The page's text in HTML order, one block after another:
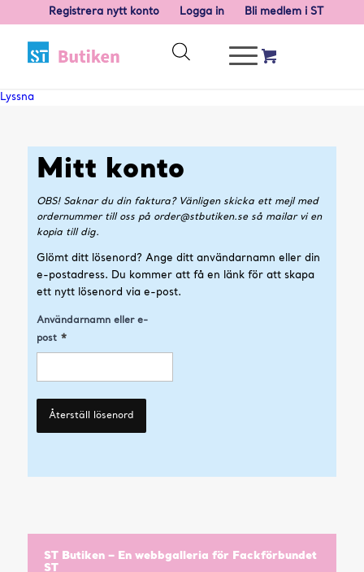
Registrera nytt konto Logga in Bli medlem i ST
Lyssna
Mitt konto
OBS! Saknar du din faktura? Vänligen skicka ett mejl med
ordernummer till oss på order@stbutiken.se så mailar vi en
kopia till dig.
Glömt ditt lösenord? Ange ditt användarnamn eller din
e-postadress. Du kommer att få en länk för att skapa
ett nytt lösenord via e-post.
Användarnamn eller e-
post *
Återställ lösenord
ST Butiken – En webbgalleria för Fackförbundet
ST